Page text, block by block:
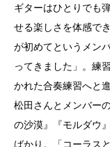
ギターはひとりでも
せる楽しさを体感で
が初めてというメン
ってきました」。練
かれた合奏練習へと
松田さんとメンバー
の沙漠』『モルダウ
ばかり。「コーラス